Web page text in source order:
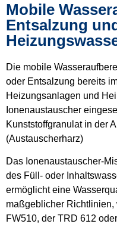
Mobile
Entsalzung
Die mobile
oder Entsalzung bereits
Heizungsanlagen und
Ionenaustauscher
Kunststoffgranulat in der
(Austauscherharz)
Das Ionenaustauscher-
des Füll- oder
ermöglicht eine
maßgeblicher Richtlinien,
FW510, der TRD 612